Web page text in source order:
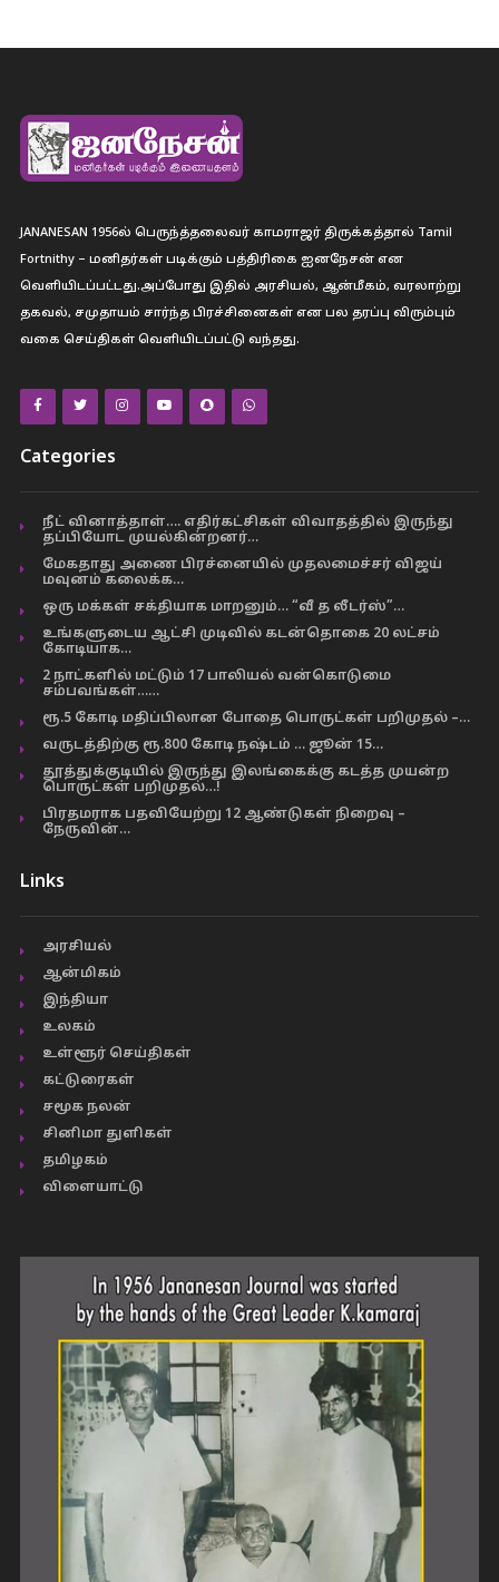
JANANESAN 1956ல் பெருந்த்தலைவர் காமராஜர் திருக்கத்தால் Tamil
Fortnithy – மனிதர்கள் படிக்கும் பத்திரிகை ஐனநேசன் என
வெளியிடப்பட்டது.அப்போது இதில் அரசியல், ஆன்மீகம், வரலாற்று
தகவல், சமுதாயம் சார்ந்த பிரச்சினைகள் என பல தரப்பு விரும்பும்
வகை செய்திகள் வெளியிடப்பட்டு வந்தது.
Categories
நீட் வினாத்தாள்…. எதிர்கட்சிகள் விவாதத்தில் இருந்து
தப்பியோட முயல்கின்றனர்…
மேகதாது அணை பிரச்னையில் முதலமைச்சர் விஜய்
மவுனம் கலைக்க…
ஒரு மக்கள் சக்தியாக மாறனும்… “வீ த லீடர்ஸ்”…
உங்களுடைய ஆட்சி முடிவில் கடன்தொகை 20 லட்சம்
கோடியாக…
2 நாட்களில் மட்டும் 17 பாலியல் வன்கொடுமை
சம்பவங்கள்……
ரூ.5 கோடி மதிப்பிலான போதை பொருட்கள் பறிமுதல் –…
வருடத்திற்கு ரூ.800 கோடி நஷ்டம் … ஜூன் 15…
தூத்துக்குடியில் இருந்து இலங்கைக்கு கடத்த முயன்ற
பொருட்கள் பறிமுதல்…!
பிரதமராக பதவியேற்று 12 ஆண்டுகள் நிறைவு –
நேருவின்…
Links
அரசியல்
ஆன்மிகம்
இந்தியா
உலகம்
உள்ளூர் செய்திகள்
கட்டுரைகள்
சமூக நலன்
சினிமா துளிகள்
தமிழகம்
விளையாட்டு